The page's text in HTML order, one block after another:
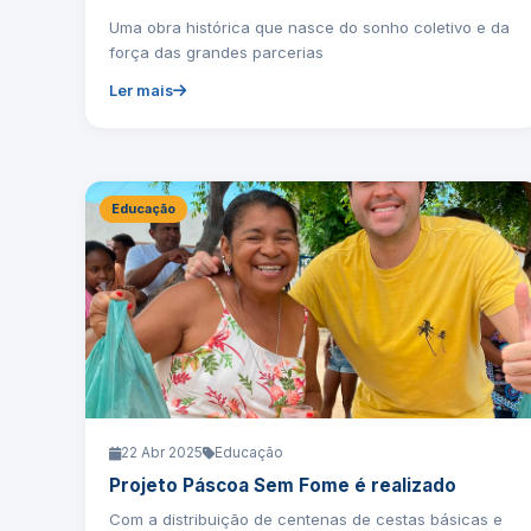
Uma obra histórica que nasce do sonho coletivo e da
força das grandes parcerias
Ler mais
Educação
22 Abr 2025 Educação
Projeto Páscoa Sem Fome é realizado
Com a distribuição de centenas de cestas básicas e